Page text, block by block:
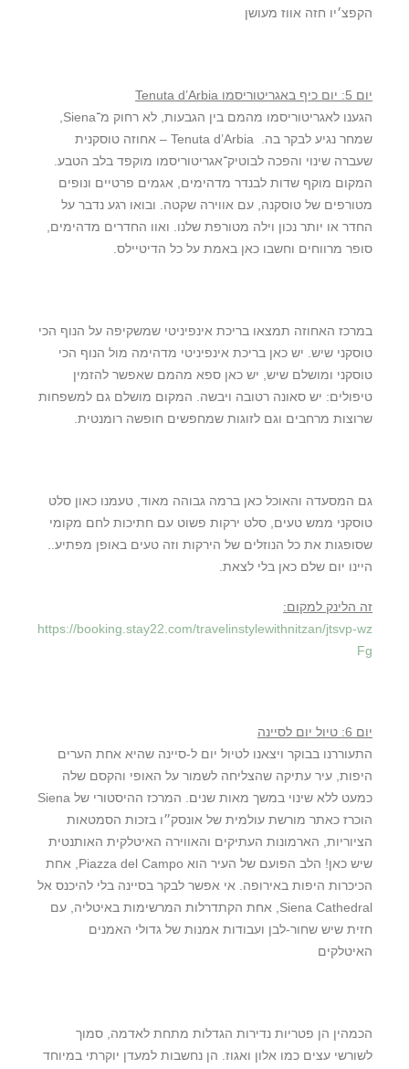
הקפצ׳יו חזה אווז מעושן
יום 5: יום כיף באגריטוריסמו Tenuta d’Arbia
שמחר נגיע לבקר בה. Tenuta d’Arbia – אחוזה טוסקנית
שעברה שינוי והפכה לבוטיק־אגריטוריסמו מוקפד בלב הטבע.
המקום מוקף שדות לבנדר מדהימים, אגמים פרטיים ונופים
מטורפים של טוסקנה, עם אווירה שקטה. ובואו רגע נדבר על
החדר או יותר נכון וילה מטורפת שלנו. ואוו החדרים מדהימים,
סופר מרווחים וחשבו כאן באמת על כל הדיטיילס.
במרכז האחוזה תמצאו בריכת אינפיניטי שמשקיפה על הנוף הכי
טוסקני שיש. יש כאן בריכת אינפיניטי מדהימה מול הנוף הכי
טוסקני ומושלם שיש, יש כאן ספא מהמם שאפשר להזמין
טיפולים: יש סאונה רטובה ויבשה. המקום מושלם גם למשפחות
שרוצות מרחבים וגם לזוגות שמחפשים חופשה רומנטית.
גם המסעדה והאוכל כאן ברמה גבוהה מאוד, טעמנו כאון סלט
טוסקני ממש טעים, סלט ירקות פשוט עם חתיכות לחם מקומי
שסופגות את כל הנוזלים של הירקות וזה טעים באופן מפתיע..
היינו יום שלם כאן בלי לצאת.
זה הלינק למקום:
https://booking.stay22.com/travelinstylewithnitzan/jtsvp-wz
Fg
יום 6: טיול יום לסיינה
התעוררנו בבוקר ויצאנו לטיול יום ל-סיינה שהיא אחת הערים
היפות, עיר עתיקה שהצליחה לשמור על האופי והקסם שלה
כמעט ללא שינוי במשך מאות שנים. המרכז ההיסטורי של Siena
הוכרז כאתר מורשת עולמית של אונסק״ו בזכות הסמטאות
הציוריות, הארמונות העתיקים והאווירה האיטלקית האותנטית
שיש כאן! הלב הפועם של העיר הוא Piazza del Campo, אחת
הכיכרות היפות באירופה. אי אפשר לבקר בסיינה בלי להיכנס אל
Siena Cathedral, אחת הקתדרלות המרשימות באיטליה, עם
חזית שיש שחור-לבן ועבודות אמנות של גדולי האמנים
האיטלקים
הכמהין הן פטריות נדירות הגדלות מתחת לאדמה, סמוך
לשורשי עצים כמו אלון ואגוז. הן נחשבות למעדן יוקרתי במיוחד